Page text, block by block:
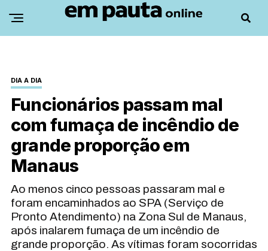
DIA A DIA
Funcionários passam mal
com fumaça de incêndio de
grande proporção em
Manaus
Ao menos cinco pessoas passaram mal e
foram encaminhados ao SPA (Serviço de
Pronto Atendimento) na Zona Sul de Manaus,
após inalarem fumaça de um incêndio de
grande proporção. As vítimas foram socorridas